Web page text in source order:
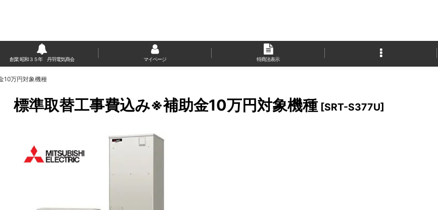
創業 昭和３５年 丹羽電気商会 マイページ 特商法表示
10万円対象機種
準取替工事費込み※補助金10万円対象機種 [SRT-S377U]